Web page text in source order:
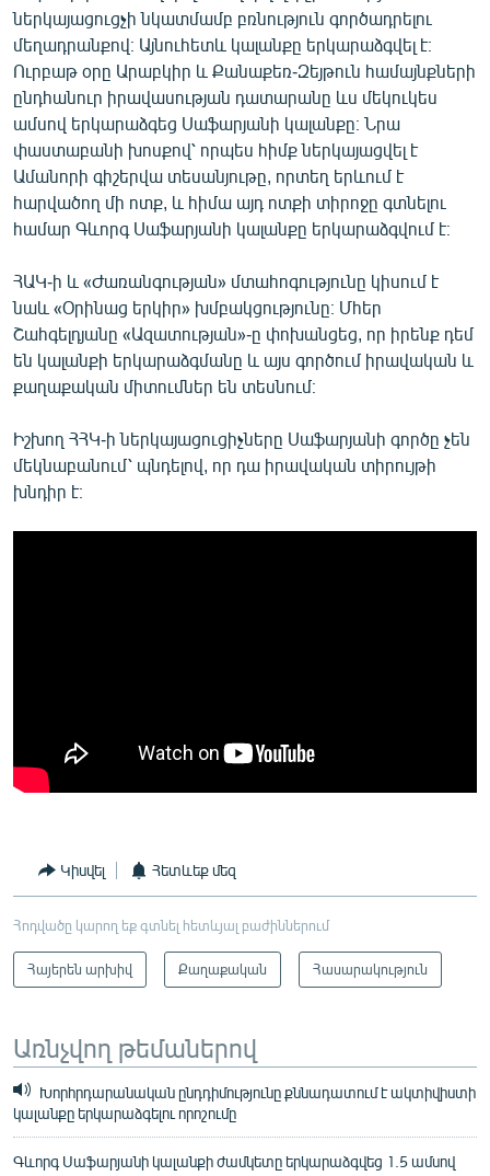
ներկայացուցչի նկատմամբ բռնություն գործադրելու
մեղադրանքով։ Այնուհետև կալանքը երկարաձգվել է։
Ուրբաթ օրը Արաբկիր և Քանաքեռ-Զեյթուն համայնքների
ընդհանուր իրավասության դատարանը ևս մեկուկես
ամսով երկարաձգեց Սաֆարյանի կալանքը։ Նրա
փաստաբանի խոսքով՝ որպես հիմք ներկայացվել է
Ամանորի գիշերվա տեսանյութը, որտեղ երևում է
հարվածող մի ոտք, և հիմա այդ ոտքի տիրոջը գտնելու
համար Գևորգ Սաֆարյանի կալանքը երկարաձգվում է։
ՀԱԿ-ի և «Ժառանգության» մտահոգությունը կիսում է
նաև «Օրինաց երկիր» խմբակցությունը։ Մհեր
Շահգելդյանը «Ազատության»-ը փոխանցեց, որ իրենք դեմ
են կալանքի երկարաձգմանը և այս գործում իրավական և
քաղաքական միտումներ են տեսնում։
Իշխող ՀՀԿ-ի ներկայացուցիչները Սաֆարյանի գործը չեն
մեկնաբանում՝ պնդելով, որ դա իրավական տիրույթի
խնդիր է։
Կիսվել Հետևեք մեզ
Հոդվածը կարող եք գտնել հետևյալ բաժիններում
Հայերեն արխիվ Քաղաքական Հասարակություն
Առնչվող թեմաներով
Խորհրդարանական ընդդիմությունը քննադատում է ակտիվիստի
կալանքը երկարաձգելու որոշումը
Գևորգ Սաֆարյանի կալանքի ժամկետը երկարաձգվեց 1.5 ամսով